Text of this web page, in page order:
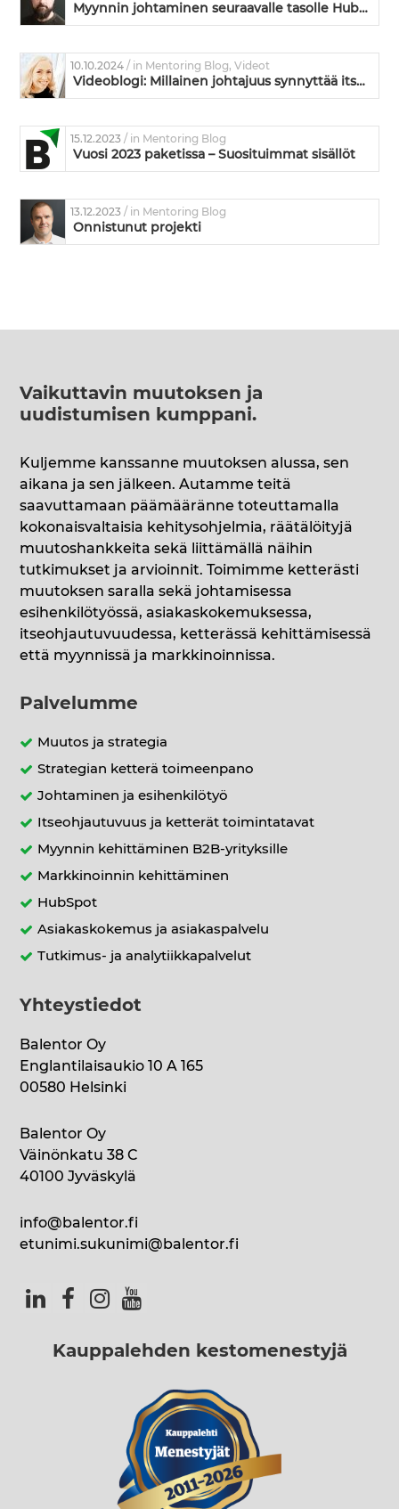
Myynnin johtaminen seuraavalle tasolle HubSpotin avulla
10.10.2024/ in Mentoring Blog, Videot
Videoblogi: Millainen johtajuus synnyttää itseohjautuvuutta ja vastuunottoa?
15.12.2023/ in Mentoring Blog
Vuosi 2023 paketissa – Suosituimmat sisällöt
13.12.2023/ in Mentoring Blog
Onnistunut projekti
Vaikuttavin muutoksen ja
uudistumisen kumppani.
Kuljemme kanssanne muutoksen alussa, sen
aikana ja sen jälkeen. Autamme teitä
saavuttamaan päämääränne toteuttamalla
kokonaisvaltaisia kehitysohjelmia, räätälöityjä
muutoshankkeita sekä liittämällä näihin
tutkimukset ja arvioinnit. Toimimme ketterästi
muutoksen saralla sekä johtamisessa
esihenkilötyössä, asiakaskokemuksessa,
itseohjautuvuudessa, ketterässä kehittämisessä
että myynnissä ja markkinoinnissa.
Palvelumme
Muutos ja strategia
Strategian ketterä toimeenpano
Johtaminen ja esihenkilötyö
Itseohjautuvuus ja ketterät toimintatavat
Myynnin kehittäminen B2B-yrityksille
Markkinoinnin kehittäminen
HubSpot
Asiakaskokemus ja asiakaspalvelu
Tutkimus- ja analytiikkapalvelut
Yhteystiedot
Balentor Oy
Englantilaisaukio 10 A 165
00580 Helsinki
Balentor Oy
Väinönkatu 38 C
40100 Jyväskylä
info@balentor.fi
etunimi.sukunimi@balentor.fi
Kauppalehden kestomenestyjä